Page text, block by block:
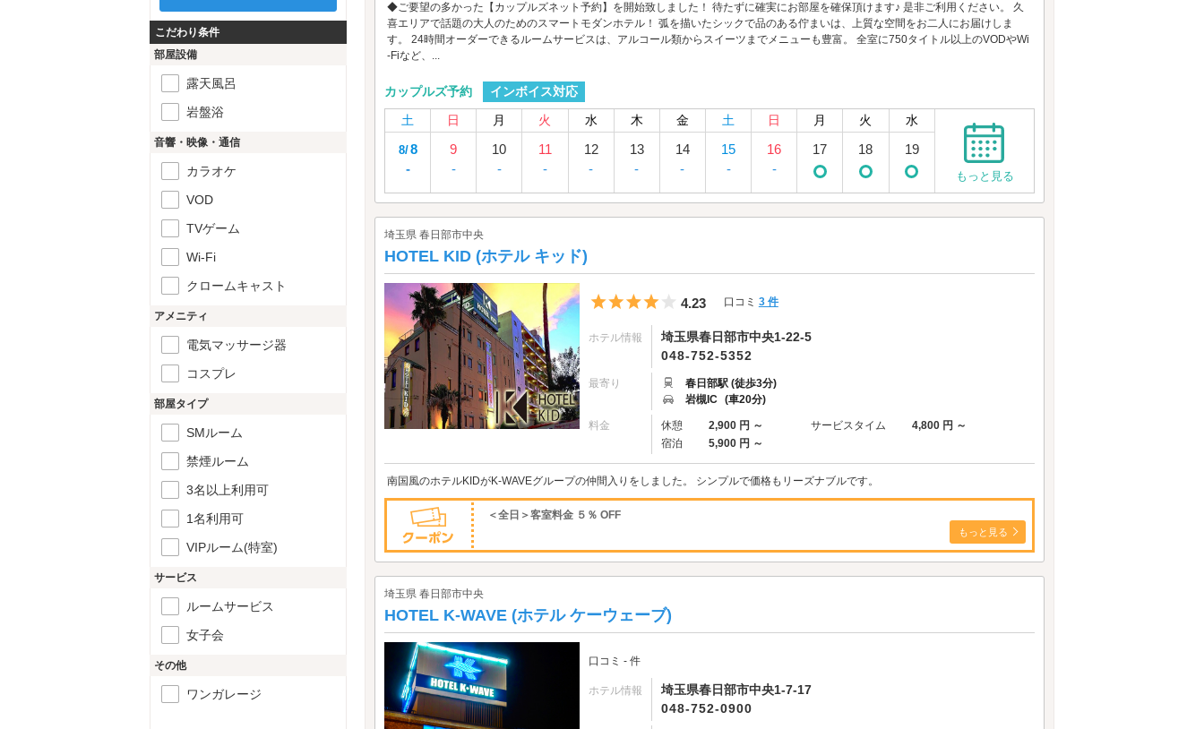
◆ご要望の多かった【カップルズネット予約】を開始致しました！ 待たずに確実にお部屋を確保頂けます♪ 是非ご利用ください。 久
喜エリアで話題の大人のためのスマートモダンホテル！ 弧を描いたシックで品のある佇まいは、上質な空間をお二人にお届けしま
す。 24時間オーダーできるルームサービスは、アルコール類からスイーツまでメニューも豊富。 全室に750タイトル以上のVODやWi
-Fiなど、...
カップルズ予約
インボイス対応
土
日 月 火 水 木 金 土 日 月 火 水
8/8
-
9
-
10
-
11
-
12
-
13
-
14
-
15
-
16
-
17 18 19
もっと見る
埼玉県 春日部市中央
HOTEL KID (ホテル キッド)
5つ星のうち4
4.23 口コミ 3 件
ホテル情報
埼玉県春日部市中央1-22-5
048-752-5352
最寄り
春日部駅 (徒歩3分)
岩槻IC (車20分)
料金 休憩 2,900 円 ～ サービスタイム
4,800 円 ～
宿泊
5,900 円 ～
南国風のホテルKIDがK-WAVEグループの仲間入りをしました。 シンプルで価格もリーズナブルです。
＜全日＞客室料金 ５％ OFF
もっと見る
埼玉県 春日部市中央
HOTEL K-WAVE (ホテル ケーウェーブ)
口コミ - 件
ホテル情報
埼玉県春日部市中央1-7-17
048-752-0900
こだわり条件
部屋設備
露天風呂
岩盤浴
音響・映像・通信
カラオケ
VOD
TVゲーム
Wi-Fi
クロームキャスト
アメニティ
電気マッサージ器
コスプレ
部屋タイプ
SMルーム
禁煙ルーム
3名以上利用可
1名利用可
VIPルーム(特室)
サービス
ルームサービス
女子会
その他
ワンガレージ